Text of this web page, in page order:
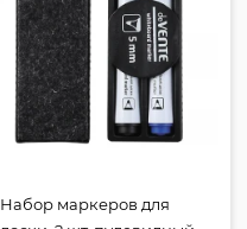
Набор маркеров для